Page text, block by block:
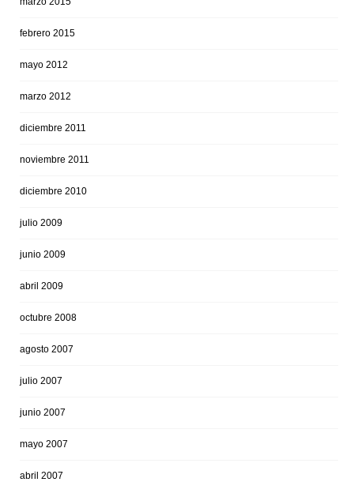
febrero 2015
mayo 2012
marzo 2012
diciembre 2011
noviembre 2011
diciembre 2010
julio 2009
junio 2009
abril 2009
octubre 2008
agosto 2007
julio 2007
junio 2007
mayo 2007
abril 2007